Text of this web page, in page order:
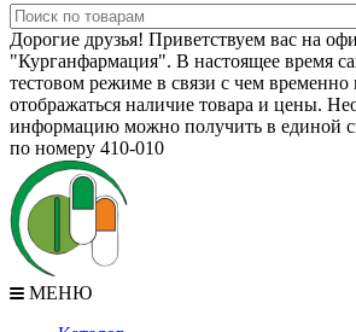
Дорогие друзья! Приветствуем вас на
"Курганфармация". В настоящее время
тестовом режиме в связи с чем временно
отображаться наличие товара и цены.
информацию можно получить в единой
по номеру 410-010
МЕНЮ